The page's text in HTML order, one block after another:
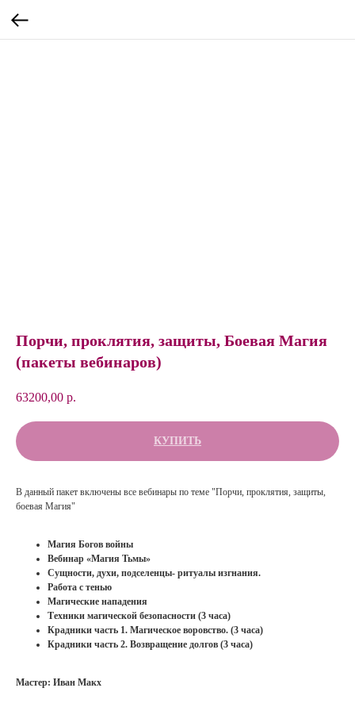
Порчи, проклятия, защиты, Боевая Магия
(пакеты вебинаров)
63200,00 р.
КУПИТЬ
В данный пакет включены все вебинары по теме "Порчи, проклятия, защиты,
боевая Магия"
Магия Богов войны
Вебинар «Магия Тьмы»
Сущности, духи, подселенцы- ритуалы изгнания.
Работа с тенью
Магические нападения
Техники магической безопасности (3 часа)
Крадники часть 1. Магическое воровство. (3 часа)
Крадники часть 2. Возвращение долгов (3 часа)
Мастер: Иван Макх